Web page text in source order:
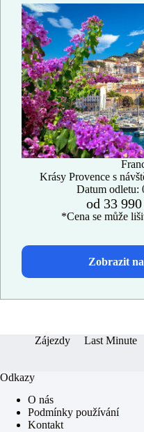
Krásy Provence s
Datum odletu:
od 33
*Cena se může
Zájezdy Last Minute
Odkazy
O nás
Podmínky používání
Kontakt